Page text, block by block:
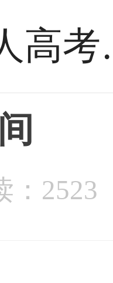
安
：2523